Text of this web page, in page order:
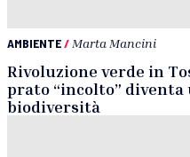
AMBIENTE/ Marta Mancini
Rivoluzione verde in
prato “incolto” diventa
biodiversità